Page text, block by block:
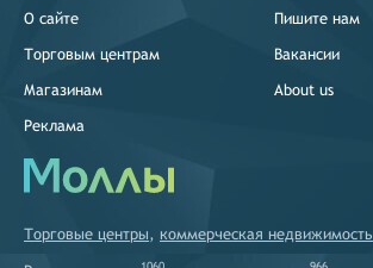
О сайте
Торговым центрам
Магазинам
Реклама
Пишите нам
Вакансии
About us
Торговые центры, коммерческая недвижимость